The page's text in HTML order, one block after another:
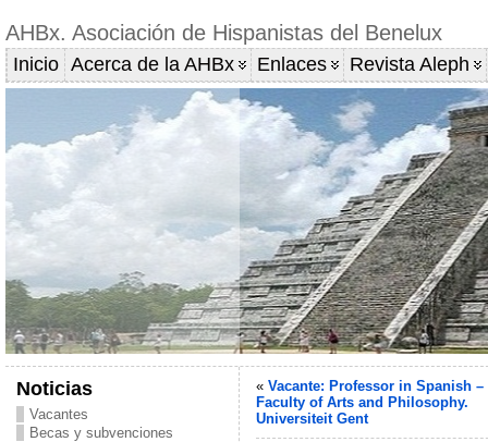
AHBx. Asociación de Hispanistas del Benelux
Inicio Acerca de la AHBx Enlaces Revista Aleph
Noticias
Vacantes
Becas y subvenciones
« Vacante: Professor in Spanish –
Faculty of Arts and Philosophy.
Universiteit Gent